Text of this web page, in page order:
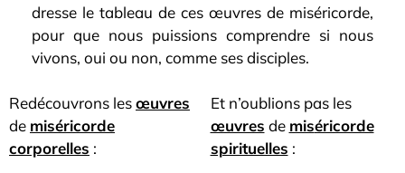
dresse le tableau de ces œuvres de miséricorde,
pour que nous puissions comprendre si nous
vivons, oui ou non, comme ses disciples.
Redécouvrons lesœuvres
de miséricorde
corporelles :
Et n’oublions pas les
œuvres de miséricorde
spirituelles :